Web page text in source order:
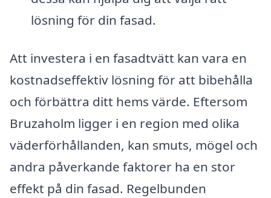
lösning för din fasad.
Att investera i en fasadtvätt kan vara en
kostnadseffektiv lösning för att bibehålla
och förbättra ditt hems värde. Eftersom
Bruzaholm ligger i en region med olika
väderförhållanden, kan smuts, mögel och
andra påverkande faktorer ha en stor
effekt på din fasad. Regelbunden